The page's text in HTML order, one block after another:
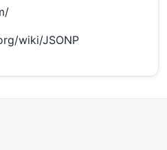
wiki/JSONP